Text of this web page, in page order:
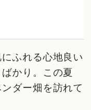
ふれる心地良い
かり。この夏
ダー畑を訪れて